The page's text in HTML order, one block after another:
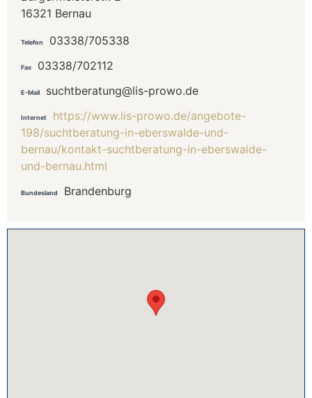
16321 Bernau
Telefon 03338/705338
Fax 03338/702112
E-Mail suchtberatung@lis-prowo.de
Internet
https://www.lis-prowo.de/angebote-
198/suchtberatung-in-eberswalde-und-
bernau/kontakt-suchtberatung-in-eberswalde-
und-bernau.html
Bundesland Brandenburg